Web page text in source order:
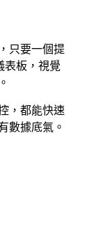
只要一個提
表板，視覺
，都能快速
數據底氣。